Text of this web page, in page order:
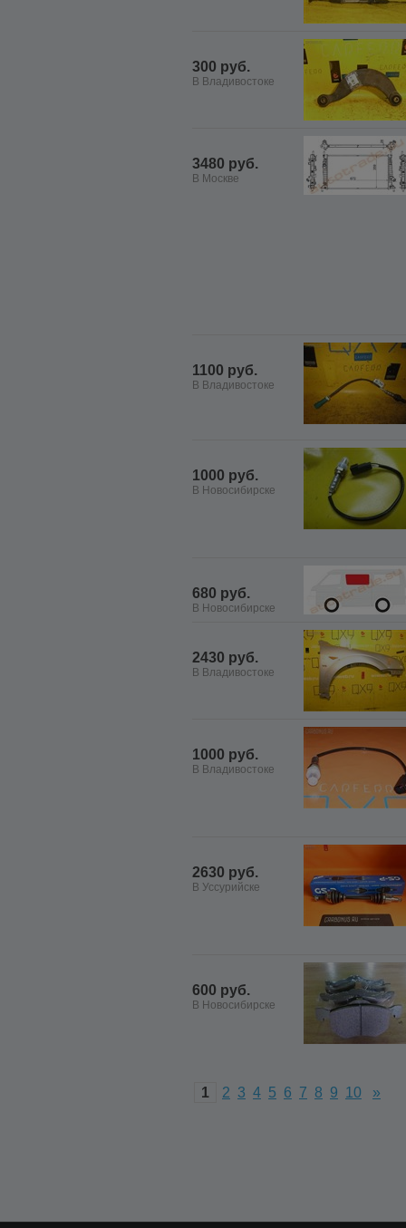
300 руб.
В Владивостоке
3480 руб.
В Москве
1100 руб.
В Владивостоке
1000 руб.
В Новосибирске
680 руб.
В Новосибирске
2430 руб.
В Владивостоке
1000 руб.
В Владивостоке
2630 руб.
В Уссурийске
600 руб.
В Новосибирске
1 2 3 4 5 6 7 8 9 10 »